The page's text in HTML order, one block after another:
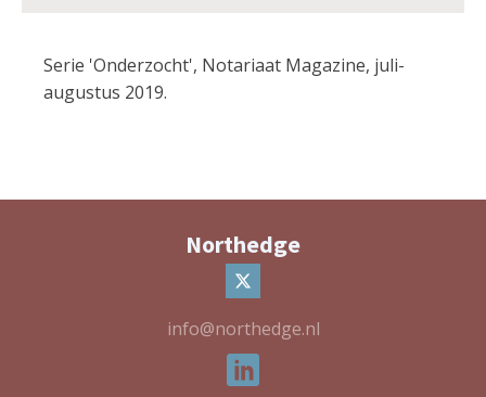
Serie 'Onderzocht', Notariaat Magazine, juli-
augustus 2019.
Northedge
info@northedge.nl